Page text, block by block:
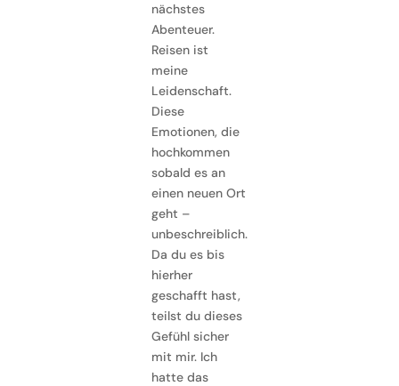
nächstes
Abenteuer.
Reisen ist
meine
Leidenschaft.
Diese
Emotionen, die
hochkommen
sobald es an
einen neuen Ort
geht –
unbeschreiblich.
Da du es bis
hierher
geschafft hast,
teilst du dieses
Gefühl sicher
mit mir. Ich
hatte das